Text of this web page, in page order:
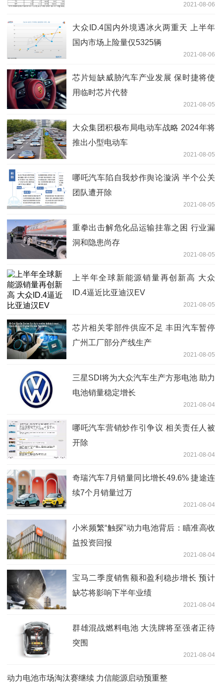
2021-08-06
大众ID.4国内外境遇冰火两重天 上半年
国内市场上险量仅5325辆
2021-08-06
芯片短缺威胁汽车产业发展 保时捷将使
用临时芯片代替
2021-08-05
大众集团积极布局电动车战略 2024年将
推出小型电动车
2021-08-05
哪吒汽车陷自我炒作舆论漩涡 半个公关
团队遭开除
2021-08-05
重拳出击解危化品运输挂靠之困 行业漏
洞和隐患尚存
2021-08-05
上半年全球新能源销量再创新高 大众
ID.4逼近比亚迪汉EV
2021-08-05
芯片相关零部件供应不足 丰田汽车暂停
广州工厂部分产线生产
2021-08-05
三星SDI将为大众汽车生产方形电池 助力
电池销量稳定增长
2021-08-04
哪吒汽车营销炒作引争议 相关责任人被
开除
2021-08-04
奇瑞汽车7月销量同比增长49.6% 捷途连
续7个月销量过万
2021-08-04
小米频繁“触探”动力电池背后：瞄准高收
益投资回报
2021-08-04
宝马二季度销售额和盈利稳步增长 预计
缺芯将影响下半年业绩
2021-08-04
群雄混战燃料电池 大洗牌将至强者正待
突围
2021-08-04
动力电池市场淘汰赛继续 力信能源启动预重整